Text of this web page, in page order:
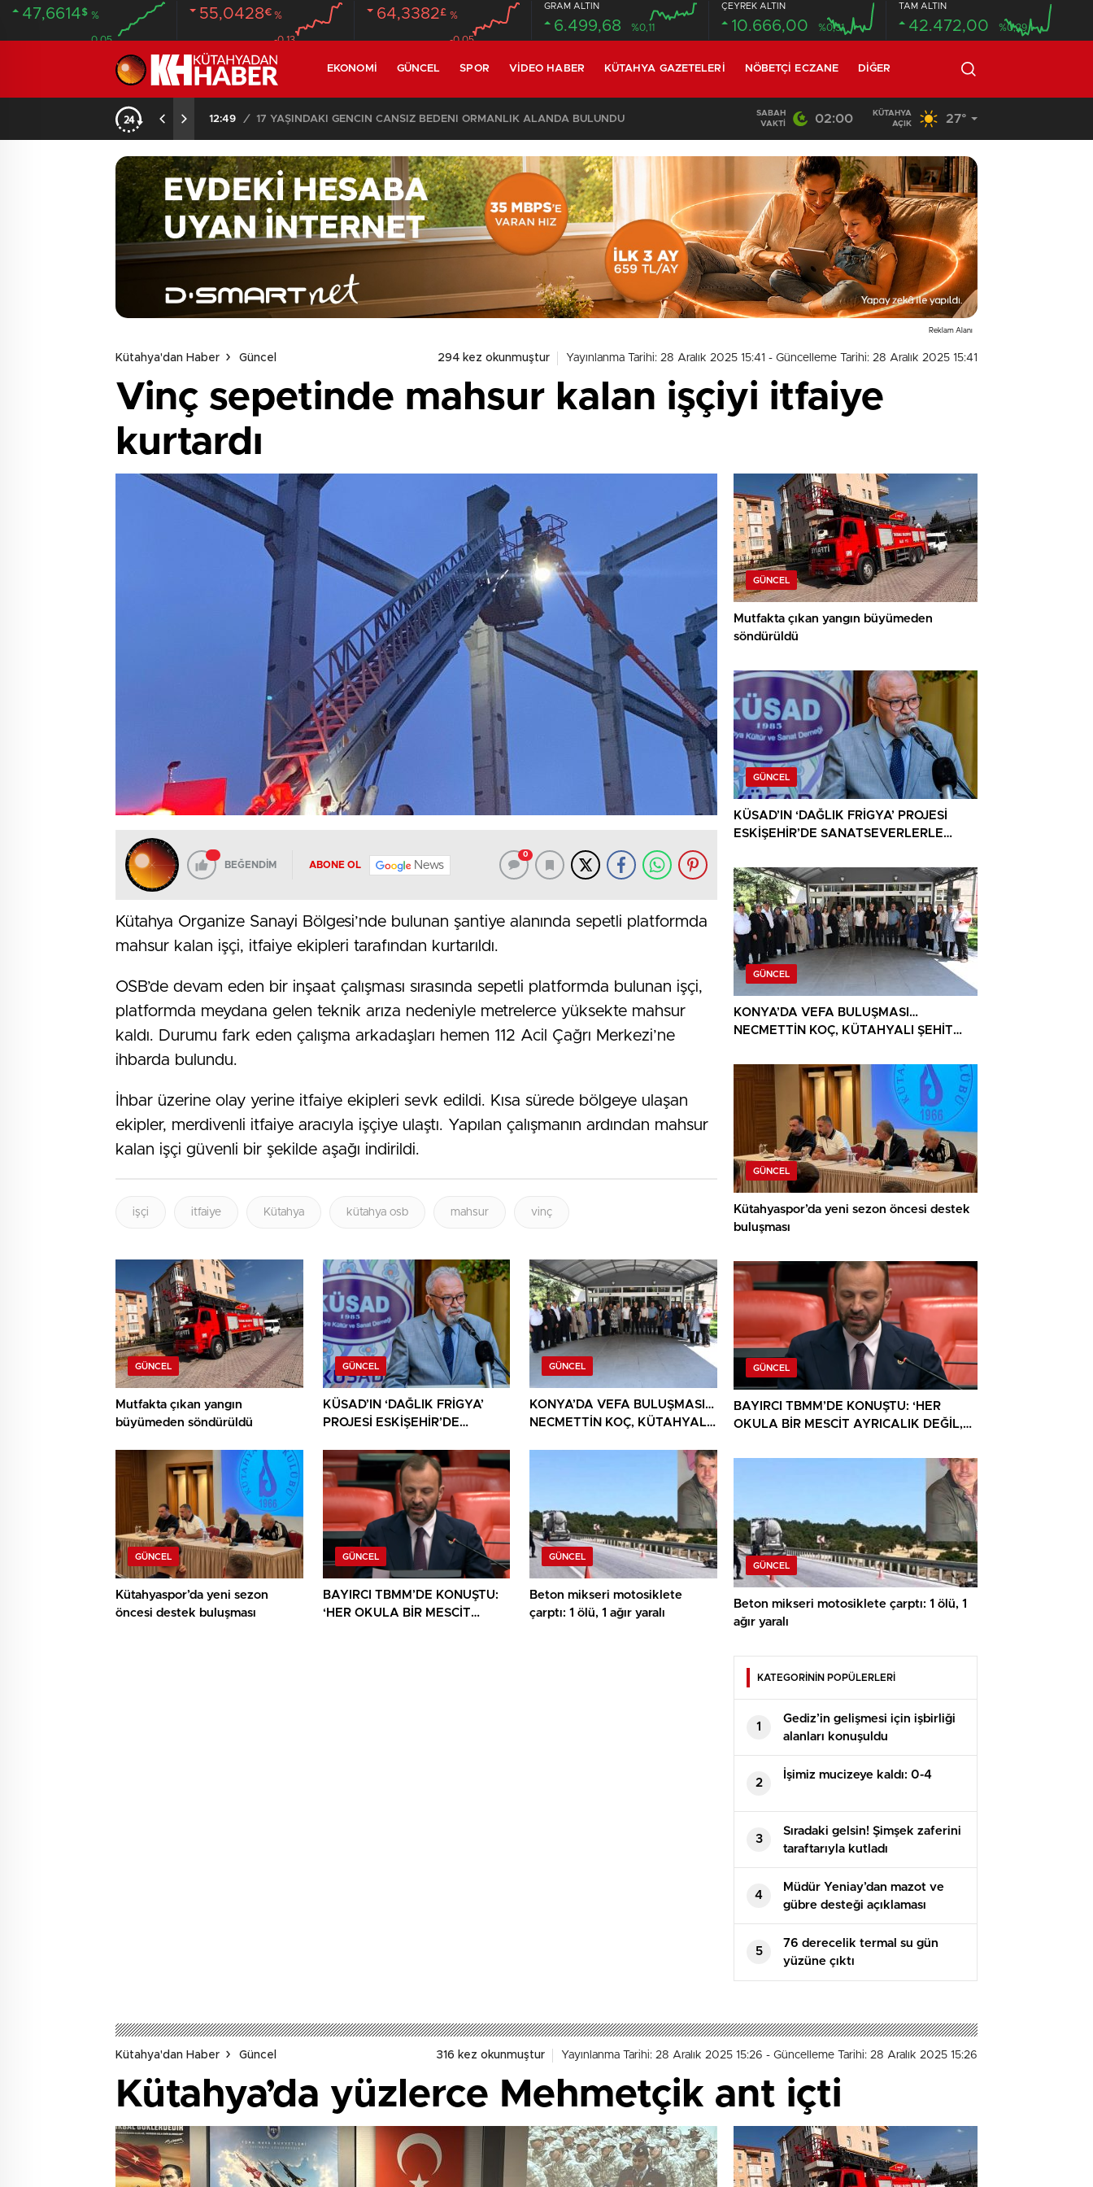
47,6614$ %
0.05
55,0428€ %
-0.13
64,3382£ %
-0.05
GRAM ALTIN
6.499,68 %0,11
ÇEYREK ALTIN
10.666,00 %0,31
TAM ALTIN
42.472,00 %0,29
EKONOMI GÜNCEL SPOR VIDEO HABER KÜTAHYA GAZETELERI NÖBETÇI ECZANE DIĞER
12:49 / 17 YAŞINDAKİ GENCİN CANSIZ BEDENİ ORMANLIK ALANDA BULUNDU 14:26 / Çavdarhisar’daki orman yangını söndürüldü
SABAH
VAKTI
02:00
KÜTAHYA
AÇIK
27°
Reklam Alanı
Kütahya'dan Haber Güncel 294 kez okunmuştur Yayınlanma Tarihi: 28 Aralık 2025 15:41 - Güncelleme Tarihi: 28 Aralık 2025 15:41
Vinç sepetinde mahsur kalan işçiyi itfaiye
kurtardı
BEĞENDİM ABONE OL News
0
Kütahya Organize Sanayi Bölgesi’nde bulunan şantiye alanında sepetli platformda
mahsur kalan işçi, itfaiye ekipleri tarafından kurtarıldı.
OSB’de devam eden bir inşaat çalışması sırasında sepetli platformda bulunan işçi,
platformda meydana gelen teknik arıza nedeniyle metrelerce yüksekte mahsur
kaldı. Durumu fark eden çalışma arkadaşları hemen 112 Acil Çağrı Merkezi’ne
ihbarda bulundu.
İhbar üzerine olay yerine itfaiye ekipleri sevk edildi. Kısa sürede bölgeye ulaşan
ekipler, merdivenli itfaiye aracıyla işçiye ulaştı. Yapılan çalışmanın ardından mahsur
kalan işçi güvenli bir şekilde aşağı indirildi.
işçi itfaiye Kütahya kütahya osb mahsur vinç
GÜNCEL
Mutfakta çıkan yangın
büyümeden söndürüldü
GÜNCEL
KÜSAD’IN ‘DAĞLIK FRİGYA’
PROJESİ ESKİŞEHİR’DE
BULUŞUYOR
GÜNCEL
KONYA’DA VEFA BULUŞMASI…
NECMETTİN KOÇ, KÜTAHYALI
GÜNCEL
Kütahyaspor’da yeni sezon
öncesi destek buluşması
GÜNCEL
BAYIRCI TBMM’DE KONUŞTU:
‘HER OKULA BİR MESCİT
GÜNCEL
Beton mikseri motosiklete
çarptı: 1 ölü, 1 ağır yaralı
GÜNCEL
Mutfakta çıkan yangın büyümeden
söndürüldü
GÜNCEL
KÜSAD’IN ‘DAĞLIK FRİGYA’ PROJESİ
ESKİŞEHİR’DE SANATSEVERLERLE
GÜNCEL
KONYA’DA VEFA BULUŞMASI…
NECMETTİN KOÇ, KÜTAHYALI ŞEHİT
GÜNCEL
Kütahyaspor’da yeni sezon öncesi destek
buluşması
GÜNCEL
BAYIRCI TBMM’DE KONUŞTU: ‘HER
OKULA BİR MESCİT AYRICALIK DEĞİL,
GÜNCEL
Beton mikseri motosiklete çarptı: 1 ölü, 1
ağır yaralı
KATEGORİNİN POPÜLERLERİ
1
Gediz’in gelişmesi için işbirliği
alanları konuşuldu
2
İşimiz mucizeye kaldı: 0-4
3
Sıradaki gelsin! Şimşek zaferini
taraftarıyla kutladı
4
Müdür Yeniay’dan mazot ve
gübre desteği açıklaması
5
76 derecelik termal su gün
yüzüne çıktı
Kütahya'dan Haber Güncel 316 kez okunmuştur Yayınlanma Tarihi: 28 Aralık 2025 15:26 - Güncelleme Tarihi: 28 Aralık 2025 15:26
Kütahya’da yüzlerce Mehmetçik ant içti